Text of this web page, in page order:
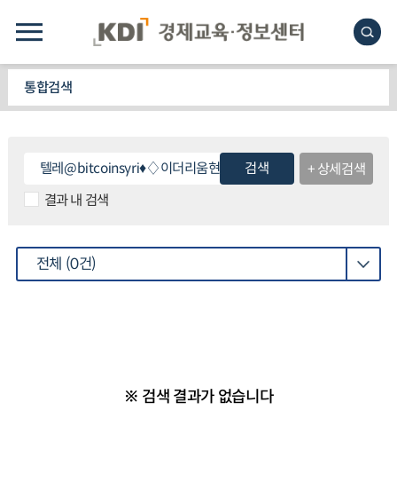
통합검색
검색
+ 상세검색
결과 내 검색
전체 (0건)
※ 검색 결과가 없습니다